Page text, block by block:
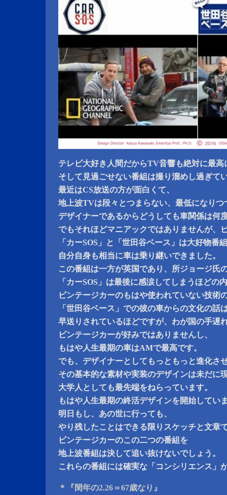
テレビ大好き人間だからTV音響も絶対に最高
そして見過ごせない番組は撮り溜めし過ぎて
最近はCS放送の方が面白くて、
地上波TVは段々とつまらない、最低になりつ
デザイナーであるからどうしても車関係は何
でもそれほどマニアックではありませんが、
「カーSOS」と「世田谷ベース」は大好物番
自分自身も相当に車は乗り継いできました。
この番組は一方が英国であり、所ジョージ氏
「カーSOS」は最後に感涙してしまうほどの
ビンテージカーのもはや使われていない技術
「世田谷ベース」での彼の車からの文化の話
早送りされているほどですが、わが国の手遅
ビンテージカーが好みではありませんし、
もはや人生最期の車はAMで最高です。
でも、デザイナーとしてもっともっと進化さ
その基本的な素材や実装のデザインは未だに
大学人としても最先端をねらっています。
もはや人生最期の終活デザインを開始してい
明日もし、あの世に行っても、
やり残したことはできる限りスケッチと文章
ビンテージカーのこの二つの番組を
地上波番組は決して追い抜けないでしょう。
これらの番組には確実な「コンシリエンス」
＊『閏年の2.26＝67歳なり』